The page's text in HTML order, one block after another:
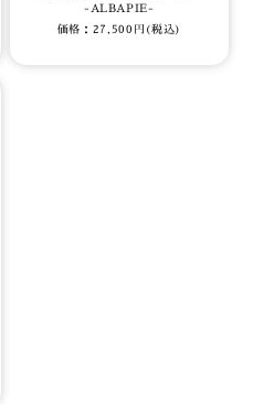
-ALBAPIE-
価格：27,500円(税込)